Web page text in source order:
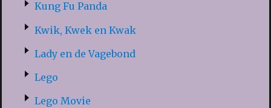
Kung Fu Panda
Kwik, Kwek en Kwak
Lady en de Vagebond
Lego
Lego Movie